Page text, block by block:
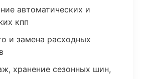
автоматических и
кпп
и замена расходных
хранение сезонных шин,